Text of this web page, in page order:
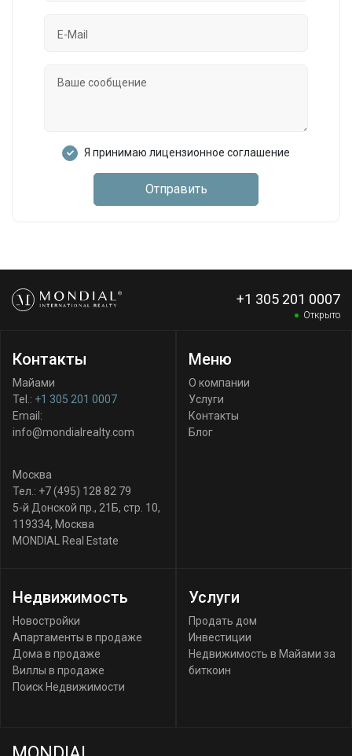
Я принимаю лицензионное соглашение
Отправить
+1 305 201 0007
Открыто
Контакты
Майами
Tel.: +1 305 201 0007
Email:
info@mondialrealty.com
Москва
Тел.: +7 (495) 128 82 79
5-й Донской пр., 21Б, стр. 10,
119334, Москва
MONDIAL Real Estate
Меню
О компании
Услуги
Контакты
Блог
Недвижимость
Новостройки
Апартаменты в продаже
Дома в продаже
Виллы в продаже
Поиск Недвижимости
Услуги
Продать дом
Инвестиции
Недвижимость в Майами за
биткоин